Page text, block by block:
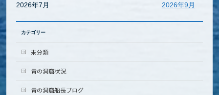
2026年7月 2026年9月
カテゴリー
未分類
青の洞窟状況
青の洞窟船長ブログ